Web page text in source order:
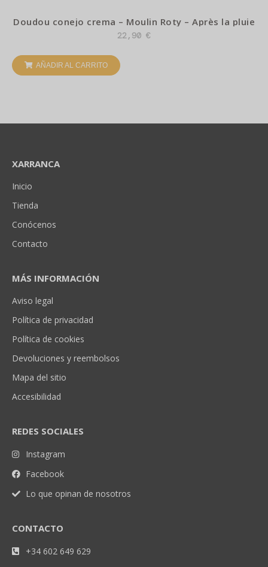
Doudou conejo crema – Moulin Roty – Après la pluie
22,90 €
AÑADIR AL CARRITO
XARRANCA
Inicio
Tienda
Conócenos
Contacto
MÁS INFORMACIÓN
Aviso legal
Política de privacidad
Política de cookies
Devoluciones y reembolsos
Mapa del sitio
Accesibilidad
REDES SOCIALES
Instagram
Facebook
Lo que opinan de nosotros
CONTACTO
+34 602 649 629